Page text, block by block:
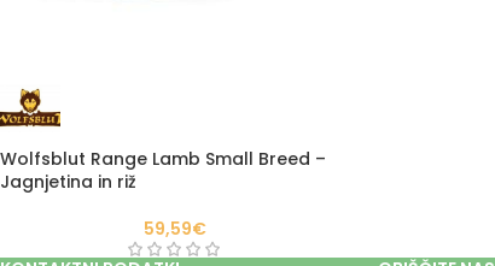
Wolfsblut Range Lamb Small Breed –
Jagnjetina in riž
59,59€